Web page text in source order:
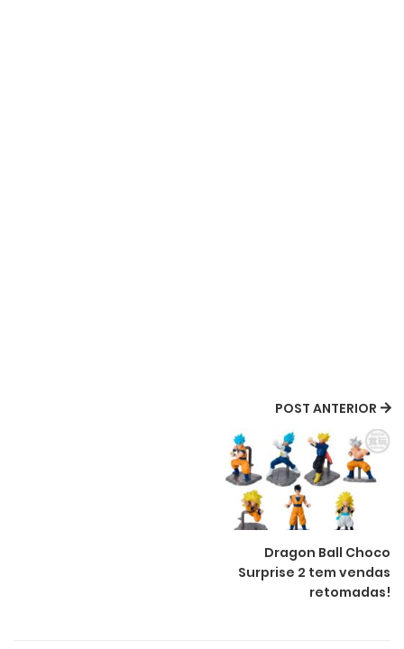
POST ANTERIOR
Dragon Ball Choco
Surprise 2 tem vendas
retomadas!